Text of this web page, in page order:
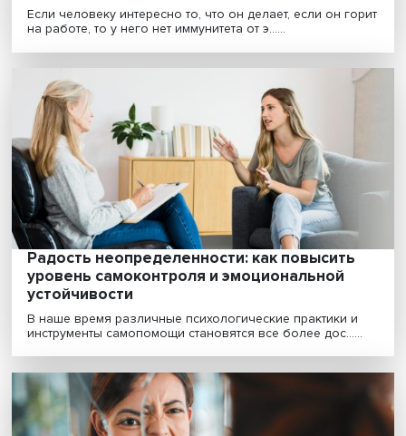
Выжженное пространство: выгорание
педагогов воздействует на их учеников
Ученые считают, что феномен выгорания педагогов
хорошо изучен, но механизмы, которые
Михаил Стависский: как справиться с
эмоциональным выгоранием